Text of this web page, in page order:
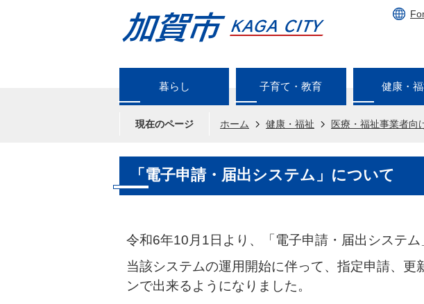
暮らし 子育て・教育 健康・
現在のページ ホーム 健康・福祉 医療・福祉事業者向
「電子申請・届出システム」について
令和6年10月1日より、「電子申請・届出システム
当該システムの運用開始に伴って、指定申請、更
ンで出来るようになりました。